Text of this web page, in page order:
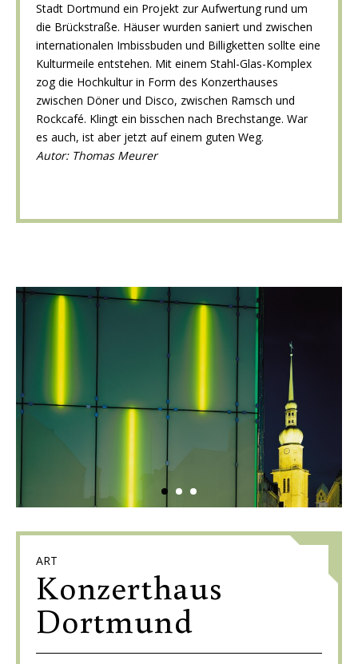
Stadt Dortmund ein Projekt zur Aufwertung rund um
die Brückstraße. Häuser wurden saniert und zwischen
internationalen Imbissbuden und Billigketten sollte eine
Kulturmeile entstehen. Mit einem Stahl-Glas-Komplex
zog die Hochkultur in Form des Konzerthauses
zwischen Döner und Disco, zwischen Ramsch und
Rockcafé. Klingt ein bisschen nach Brechstange. War
es auch, ist aber jetzt auf einem guten Weg.
Autor: Thomas Meurer
ART
Konzerthaus
Dortmund